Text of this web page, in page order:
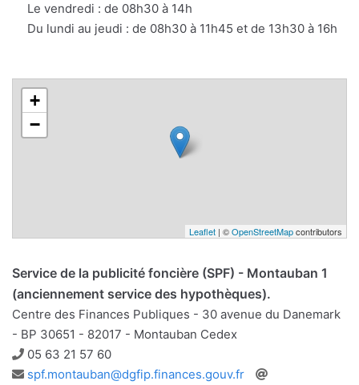
Le vendredi : de 08h30 à 14h
Du lundi au jeudi : de 08h30 à 11h45 et de 13h30 à 16h
+
−
Leaflet | ©OpenStreetMapcontributors
Service de la publicité foncière (SPF) - Montauban 1
(anciennement service des hypothèques).
Centre des Finances Publiques - 30 avenue du Danemark
- BP 30651 - 82017 - Montauban Cedex
Téléphone
05 63 21 57 60
Adresse
spf.montauban@dgfip.finances.gouv.fr